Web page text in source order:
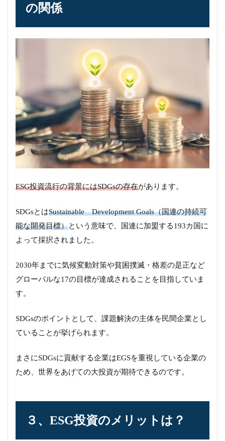
の関係
ESG投資流行の背景にはSDGsの存在があります。
SDGsとはSustainable Development Goals（国連の持続可
能な開発目標）という意味で、国連に加盟する193カ国に
よって採択されました。
2030年までに気候変動対策や貧困撲滅・格差の是正など
グローバルな17の目標が達成されることを目指していま
す。
SDGsのポイントとして、課題解決の主体を民間企業とし
ていることが挙げられます。
まさにSDGsに貢献する企業はEGSを重視している企業の
ため、世界をあげての大投資が期待できるのです。
３、ESG投資のメリットは？